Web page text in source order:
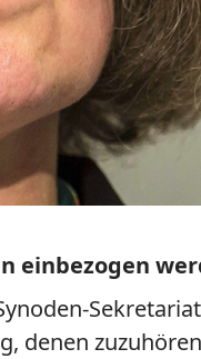
einbezogen
denen